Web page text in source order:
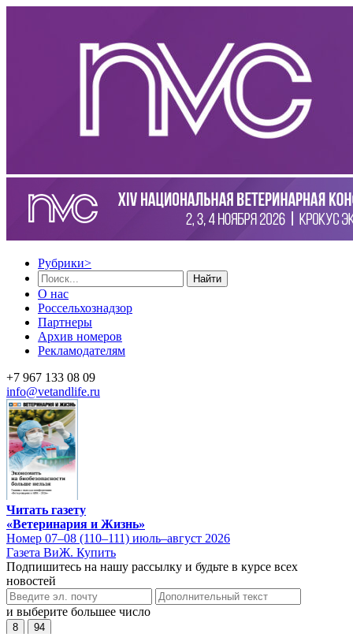
Рубрики>
Найти
О нас
Россельхознадзор
Партнеры
Архив номеров
Рекламодателям
+7 967 133 08 09
info@vetandlife.ru
Читать газету
«Ветеринария и Жизнь»
Номер 07–08 (110–111) июль–август 2026
Газета ВиЖ. Купить
Подпишитесь на нашу рассылку и будьте в курсе всех
новостей
и выберите большее число
8 94